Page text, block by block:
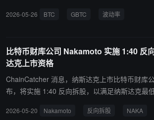
长。
灰度旗下 GBTC 曾在 2022 年 12 月一度出现
些结构实际更类似于期权产品：波动率上升时隐
率下降时估值则会被压缩。
2026-05-26 BTC GBTC 波动率
比特币财库公司 Nakamoto 实施 1:40 反
达克上市资格
ChainCatcher 消息，纳斯达克上市比特币财库
布，将实施 1:40 反向拆股，以满足纳斯达克最
1 亿股降至约 1,740 万股，面值及授权股本总额
2026-05-20 Nakamoto 反向拆股 NAKA